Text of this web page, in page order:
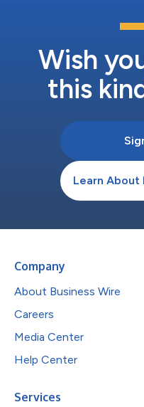
Wish
this
Learn About
Company
About Business Wire
Careers
Media Center
Help Center
Services